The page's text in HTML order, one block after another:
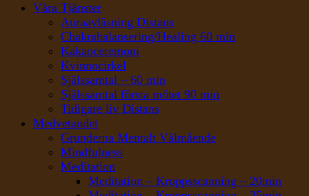
Våra Tjänster
Auraavläsning Distans
Chakrabalansering/Healing 60 min
Kakaoceremoni
Kvinnocirkel
Själssamtal – 60 min
Själssamtal första mötet 90 min
Tidigare liv Distans
Medvetandet
Grunderna Mentalt Välmående
Mindfulness
Meditation
Meditation – Kroppsscanning – 20min